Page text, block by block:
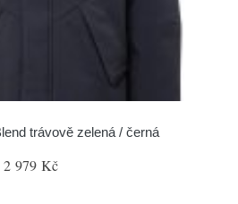
trávově zelená / černá
2 979 Kč